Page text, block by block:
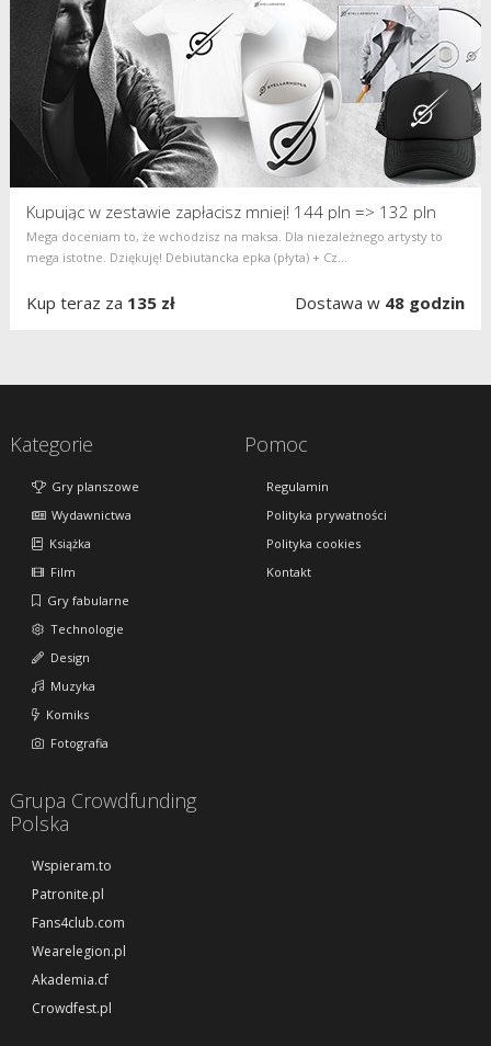
Kupując w zestawie zapłacisz mniej! 144 pln => 132 pln
Mega doceniam to, że wchodzisz na maksa. Dla niezależnego artysty to
mega istotne. Dziękuję! Debiutancka epka (płyta) + Cz...
Kup teraz za 135 zł Dostawa w 48 godzin
Kategorie
Gry planszowe
Wydawnictwa
Książka
Film
Gry fabularne
Technologie
Design
Muzyka
Komiks
Fotografia
Pomoc
Regulamin
Polityka prywatności
Polityka cookies
Kontakt
Grupa Crowdfunding
Polska
Wspieram.to
Patronite.pl
Fans4club.com
Wearelegion.pl
Akademia.cf
Crowdfest.pl